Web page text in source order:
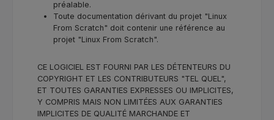
préalable.
Toute documentation dérivant du projet "Linux
From Scratch" doit contenir une référence au
projet "Linux From Scratch".
CE LOGICIEL EST FOURNI PAR LES DÉTENTEURS DU
COPYRIGHT ET LES CONTRIBUTEURS "TEL QUEL",
ET TOUTES GARANTIES EXPRESSES OU IMPLICITES,
Y COMPRIS MAIS NON LIMITÉES AUX GARANTIES
IMPLICITES DE QUALITÉ MARCHANDE ET